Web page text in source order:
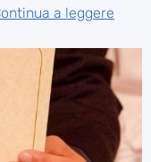
a leggere